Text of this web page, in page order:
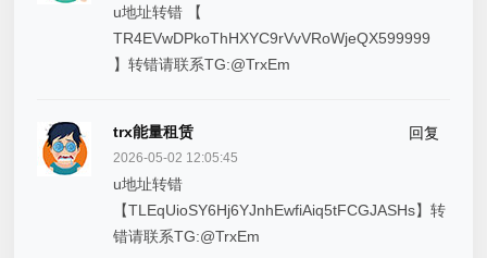
u地址转错 【
TR4EVwDPkoThHXYC9rVvVRoWjeQX599999
】转错请联系TG:@TrxEm
trx能量租赁 回复
2026-05-02 12:05:45
u地址转错
【TLEqUioSY6Hj6YJnhEwfiAiq5tFCGJASHs】转
错请联系TG:@TrxEm